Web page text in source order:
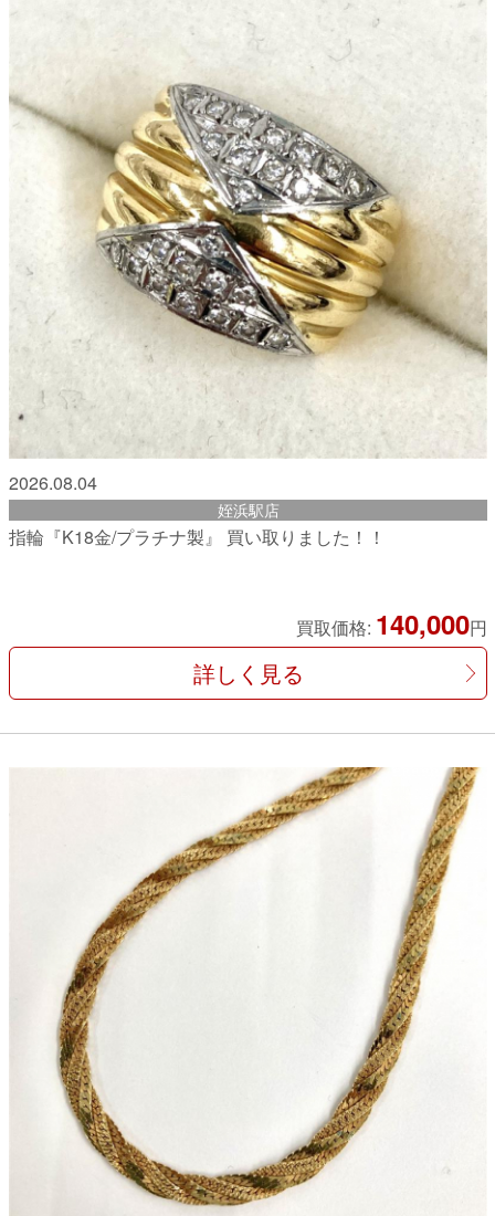
2026.08.04
姪浜駅店
指輪『K18金/プラチナ製』 買い取りました！！
買取価格: 140,000円
詳しく見る